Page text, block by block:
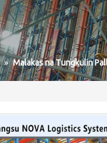
» Malakas na Tungkulin